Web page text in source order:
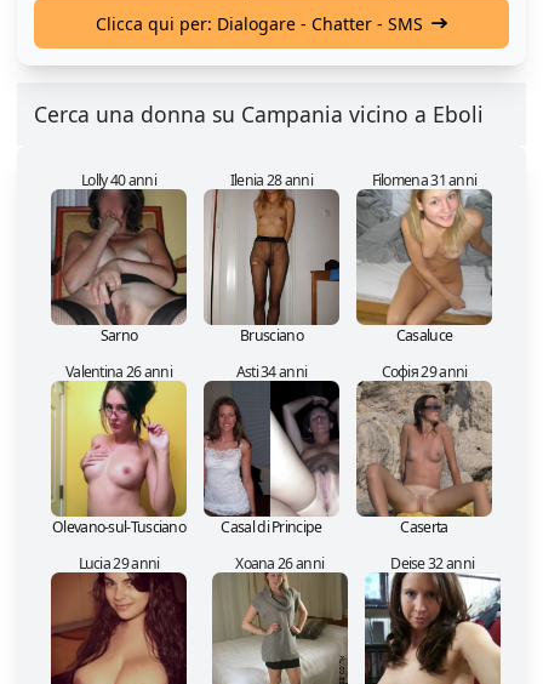
Clicca qui per: Dialogare - Chatter - SMS
Cerca una donna su Campania vicino a Eboli
Lolly 40 anni
Sarno
Ilenia 28 anni
Brusciano
Filomena 31 anni
Casaluce
Valentina 26 anni
Olevano-sul-Tusciano
Asti 34 anni
Casal di Principe
Софія 29 anni
Caserta
Lucia 29 anni
Xoana 26 anni Deise 32 anni